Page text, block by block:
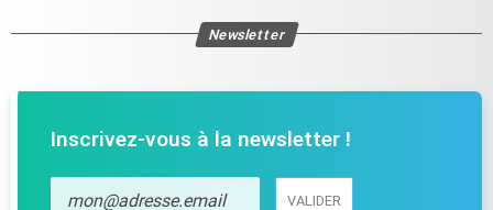
Newsletter
Inscrivez-vous à la newsletter !
VALIDER